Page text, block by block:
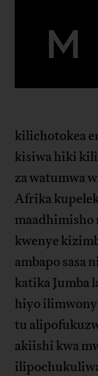
M
kilichotokea
kisiwa hiki
za watumwa
Afrika
maadhimisho
kwenye
ambapo sasa
katika Jumba
hiyo
tu
akiishi kwa